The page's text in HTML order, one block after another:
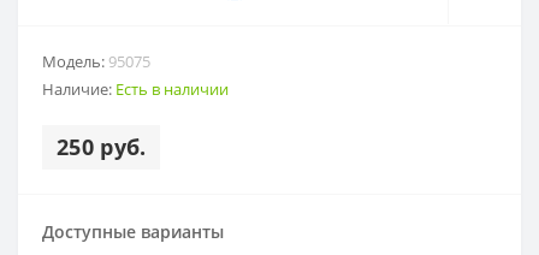
Модель: 95075
Наличие: Есть в наличии
250 руб.
Доступные варианты